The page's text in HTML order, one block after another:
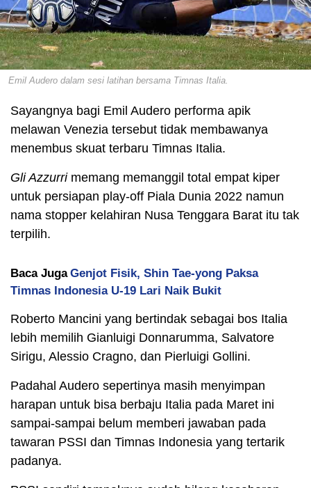
Emil Audero dalam sesi latihan bersama Timnas Italia.
Sayangnya bagi Emil Audero performa apik
melawan Venezia tersebut tidak membawanya
menembus skuat terbaru Timnas Italia.
Gli Azzurrimemang memanggil total empat kiper
untuk persiapan play-off Piala Dunia 2022 namun
nama stopper kelahiran Nusa Tenggara Barat itu tak
terpilih.
Baca Juga Genjot Fisik, Shin Tae-yong Paksa
Timnas Indonesia U-19 Lari Naik Bukit
Roberto Mancini yang bertindak sebagai bos Italia
lebih memilih Gianluigi Donnarumma, Salvatore
Sirigu, Alessio Cragno, dan Pierluigi Gollini.
Padahal Audero sepertinya masih menyimpan
harapan untuk bisa berbaju Italia pada Maret ini
sampai-sampai belum memberi jawaban pada
tawaran PSSI dan Timnas Indonesia yang tertarik
padanya.